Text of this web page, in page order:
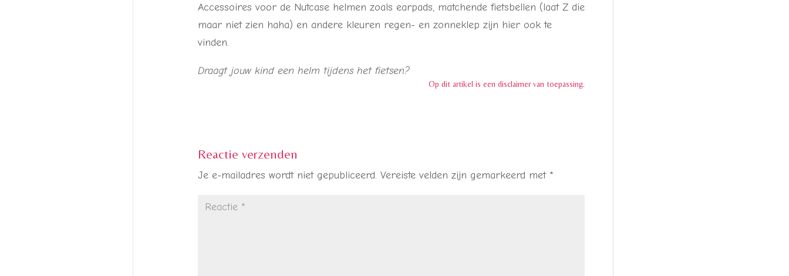
Accessoires voor de Nutcase helmen zoals earpads, matchende fietsbellen (laat Z die
maar niet zien haha) en andere kleuren regen- en zonneklep zijn hier ook te
vinden.
Draagt jouw kind een helm tijdens het fietsen?
Op dit artikel is een disclaimervan toepassing.
Reactie verzenden
Je e-mailadres wordt niet gepubliceerd. Vereiste velden zijn gemarkeerd met *